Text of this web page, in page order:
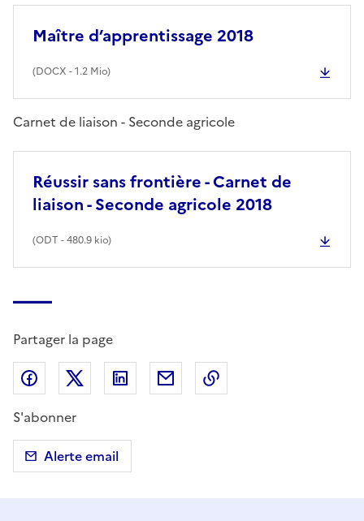
Maître d’apprentissage 2018
(DOCX - 1.2 Mio)
Carnet de liaison - Seconde agricole
Réussir sans frontière - Carnet de
liaison - Seconde agricole 2018
(ODT - 480.9 kio)
Partager la page
Partager sur Facebook
Partager sur X (anciennement Twitter)
Partager sur LinkedIn
Partager par email
S'abonner
Alerte email